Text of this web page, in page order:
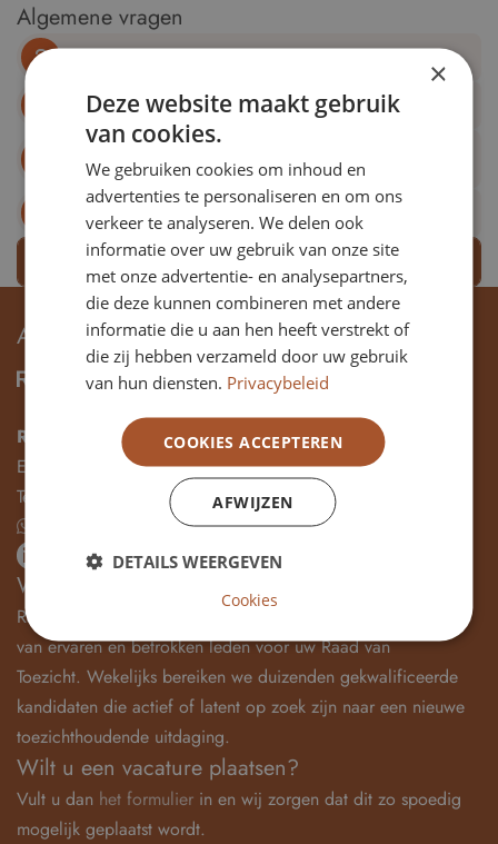
Algemene vragen
Wat voor vacatures vind ik op rvt-vacatures.nl?
Voor wie is rvt-vacatures.nl bedoeld?
Kan ik ook zonder toezichtservaring reageren op een
vacature?
In welke sectoren worden vacatures geplaatst?
Bekijk meer vragen
ADRES & CONTACT
Raad van Toezicht vacatures
E-mail:
info@rvt-vacatures.nl
Tel:
Stuur mij een whatsapp bericht
LinkedIn
WERKWIJZE
Raad van Toezicht Vacatures is hét platform voor het vinden
van ervaren en betrokken leden voor uw Raad van
Toezicht. Wekelijks bereiken we duizenden gekwalificeerde
kandidaten die actief of latent op zoek zijn naar een nieuwe
toezichthoudende uitdaging.
Wilt u een vacature plaatsen?
Vult u dan het formulier in en wij zorgen dat dit zo spoedig
mogelijk geplaatst wordt.
×
Deze website maakt gebruik
van cookies.
We gebruiken cookies om inhoud en
advertenties te personaliseren en om ons
verkeer te analyseren. We delen ook
informatie over uw gebruik van onze site
met onze advertentie- en analysepartners,
die deze kunnen combineren met andere
informatie die u aan hen heeft verstrekt of
die zij hebben verzameld door uw gebruik
van hun diensten. Privacybeleid
COOKIES ACCEPTEREN
AFWIJZEN
DETAILS WEERGEVEN
Cookies